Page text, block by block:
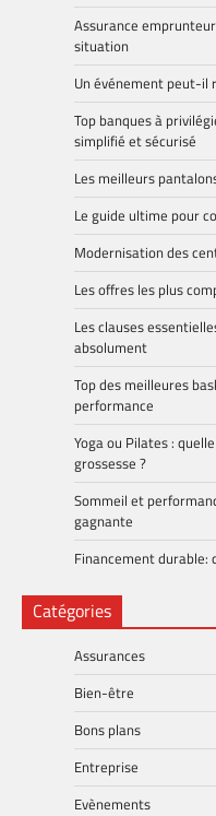
Assurance
situation
Un événement peut-il
Top banques à
simplifié et sécurisé
Les meilleurs
Le guide ultime pour
Modernisation des
Les offres les plus
Les clauses
absolument
Top des meilleures
performance
Yoga ou Pilates :
grossesse ?
Sommeil et
gagnante
Financement
Catégories
Assurances
Bien-être
Bons plans
Entreprise
Evènements